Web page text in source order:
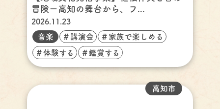
冒険ー高知の舞台から、フ...
2026.11.23
音楽
＃講演会 ＃家族で楽しめる
＃体験する ＃鑑賞する
高知市